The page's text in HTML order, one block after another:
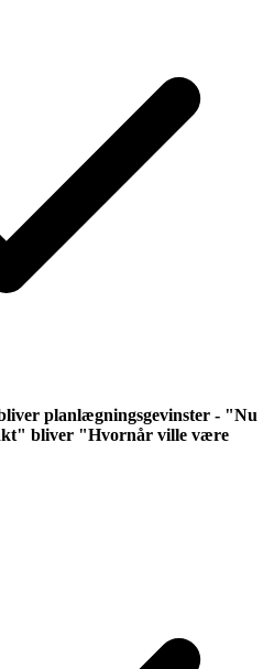
planlægningsgevinster - "Nu
bliver "Hvornår ville være